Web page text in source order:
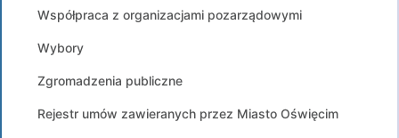
Współpraca z organizacjami pozarządowymi
Wybory
Zgromadzenia publiczne
Rejestr umów zawieranych przez Miasto Oświęcim